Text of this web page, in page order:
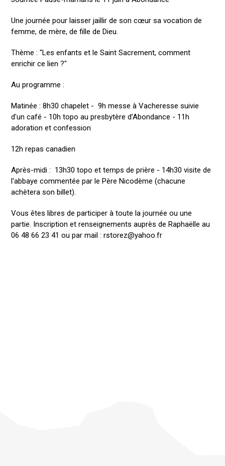
Une journée pour laisser jaillir de son cœur sa vocation de
femme, de mère, de fille de Dieu.
Thème : "Les enfants et le Saint Sacrement, comment
enrichir ce lien ?"
Au programme :
Matinée : 8h30 chapelet - 9h messe à Vacheresse suivie
d'un café - 10h topo au presbytère d'Abondance - 11h
adoration et confession
12h repas canadien
Après-midi : 13h30 topo et temps de prière - 14h30 visite de
l'abbaye commentée par le Père Nicodème (chacune
achètera son billet).
Vous êtes libres de participer à toute la journée ou une
partie. Inscription et renseignements auprès de Raphaëlle au
06 48 66 23 41 ou par mail : rstorez@yahoo.fr